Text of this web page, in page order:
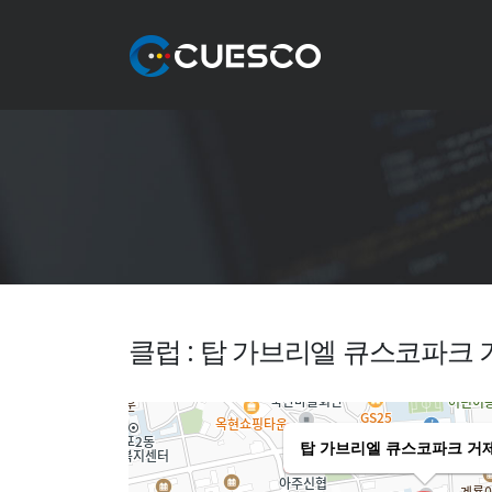
클럽 : 탑 가브리엘 큐스코파크
탑 가브리엘 큐스코파크 거